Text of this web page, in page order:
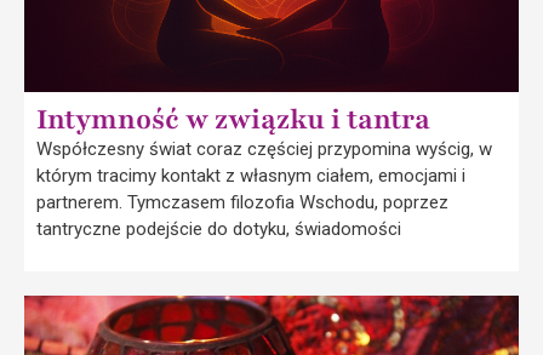
Intymność w związku i tantra
Współczesny świat coraz częściej przypomina wyścig, w
którym tracimy kontakt z własnym ciałem, emocjami i
partnerem. Tymczasem filozofia Wschodu, poprzez
tantryczne podejście do dotyku, świadomości